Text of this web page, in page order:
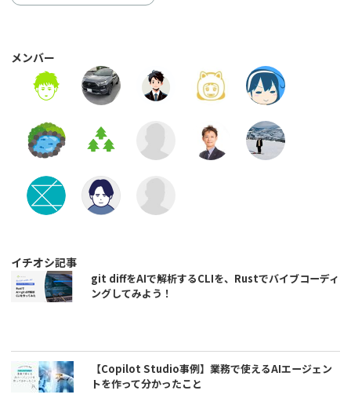
メンバー
イチオシ記事
git diffをAIで解析するCLIを、Rustでバイブコーディ
ングしてみよう！
【Copilot Studio事例】業務で使えるAIエージェン
トを作って分かったこと